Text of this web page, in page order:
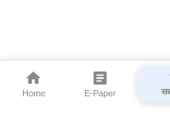
Home E-Paper